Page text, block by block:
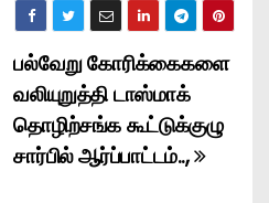
பல்வேறு கோரிக்கைகளை
வலியுறுத்தி டாஸ்மாக்
தொழிற்சங்க கூட்டுக்குழு
சார்பில் ஆர்ப்பாட்டம்..,